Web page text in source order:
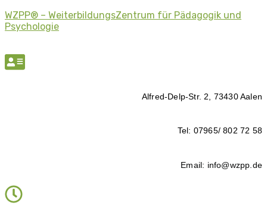
WZPP® – WeiterbildungsZentrum für Pädagogik und
Psychologie
Alfred-Delp-Str. 2, 73430 Aalen
Tel: 07965/ 802 72 58
Email: info@wzpp.de